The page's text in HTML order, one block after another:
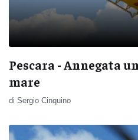
Pescara - Annegata
mare
di Sergio Cinquino